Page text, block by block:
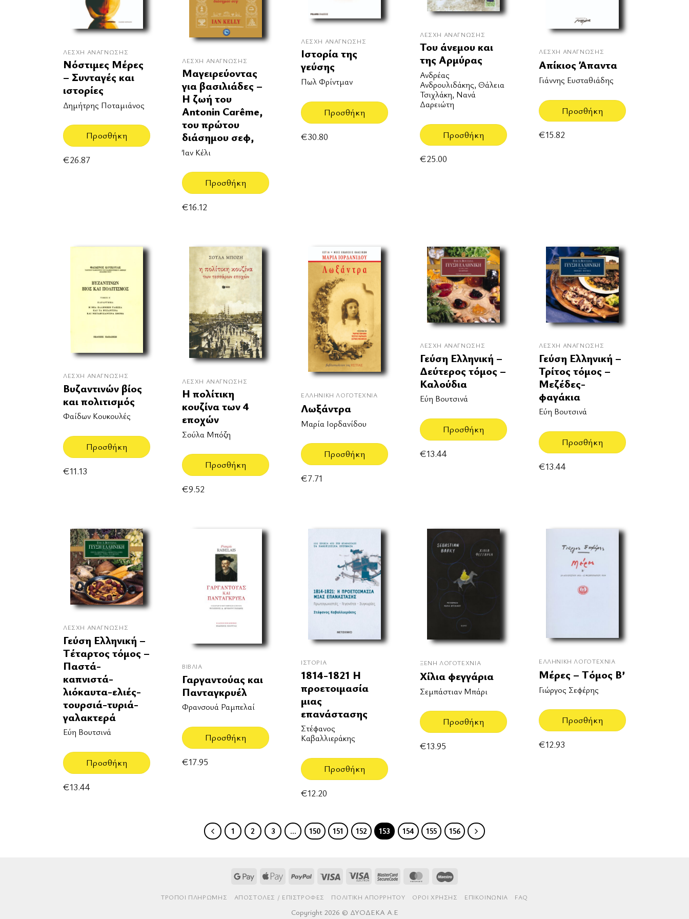
ΛΈΣΧΗ ΑΝΆΓΝΩΣΗΣ
Νόστιμες Μέρες
– Συνταγές και
ιστορίες
Δημήτρης Ποταμιάνος
Προσθήκη
€26.87
ΛΈΣΧΗ ΑΝΆΓΝΩΣΗΣ
Μαγειρεύοντας
για βασιλιάδες –
Η ζωή του
Antonin Carême,
του πρώτου
διάσημου σεφ,
Ίαν Κέλι
Προσθήκη
€16.12
ΛΈΣΧΗ ΑΝΆΓΝΩΣΗΣ
Ιστορία της
γεύσης
Πωλ Φρίντμαν
Προσθήκη
€30.80
ΛΈΣΧΗ ΑΝΆΓΝΩΣΗΣ
Του άνεμου και
της Αρμύρας
Ανδρέας
Ανδρουλιδάκης, Θάλεια
Τσιχλάκη, Νανά
Δαρειώτη
Προσθήκη
€25.00
ΛΈΣΧΗ ΑΝΆΓΝΩΣΗΣ
Απίκιος Άπαντα
Γιάννης Ευσταθιάδης
Προσθήκη
€15.82
ΛΈΣΧΗ ΑΝΆΓΝΩΣΗΣ
Βυζαντινών βίος
και πολιτισμός
Φαίδων Κουκουλές
Προσθήκη
€11.13
ΛΈΣΧΗ ΑΝΆΓΝΩΣΗΣ
Η πολίτικη
κουζίνα των 4
εποχών
Σούλα Μπόζη
Προσθήκη
€9.52
ΕΛΛΗΝΙΚΉ ΛΟΓΟΤΕΧΝΊΑ
Λωξάντρα
Μαρία Ιορδανίδου
Προσθήκη
€7.71
ΛΈΣΧΗ ΑΝΆΓΝΩΣΗΣ
Γεύση Ελληνική –
Δεύτερος τόμος –
Καλούδια
Εύη Βουτσινά
Προσθήκη
€13.44
ΛΈΣΧΗ ΑΝΆΓΝΩΣΗΣ
Γεύση Ελληνική –
Τρίτος τόμος –
Μεζέδες-
φαγάκια
Εύη Βουτσινά
Προσθήκη
€13.44
ΛΈΣΧΗ ΑΝΆΓΝΩΣΗΣ
Γεύση Ελληνική –
Τέταρτος τόμος –
Παστά-
καπνιστά-
λιόκαυτα-ελιές-
τουρσιά-τυριά-
γαλακτερά
Εύη Βουτσινά
Προσθήκη
€13.44
ΒΙΒΛΊΑ
Γαργαντούας και
Πανταγκρυέλ
Φρανσουά Ραμπελαί
Προσθήκη
€17.95
ΙΣΤΟΡΊΑ
1814-1821 Η
προετοιμασία
μιας
επανάστασης
Στέφανος
Καβαλλιεράκης
Προσθήκη
€12.20
ΞΈΝΗ ΛΟΓΟΤΕΧΝΊΑ
Χίλια φεγγάρια
Σεμπάστιαν Μπάρι
Προσθήκη
€13.95
ΕΛΛΗΝΙΚΉ ΛΟΓΟΤΕΧΝΊΑ
Μέρες – Τόμος Β’
Γιώργος Σεφέρης
Προσθήκη
€12.93
1 2 3 … 150 151 152 153 154 155 156
Google Apple
PayPal Visa
Visa
MasterCardMasterCard
ΤΡΌΠΟΙ ΠΛΗΡΩΜΉΣ AΠΟΣΤΟΛΈΣ / ΕΠΙΣΤΡΟΦΈΣ ΠΟΛΙΤΙΚΉ ΑΠΟΡΡΉΤΟΥ ΌΡΟΙ ΧΡΉΣΗΣ ΕΠΙΚΟΙΝΩΝΊΑ FAQ
Copyright 2026 © ΔΥΟΔΕΚΑ Α.Ε